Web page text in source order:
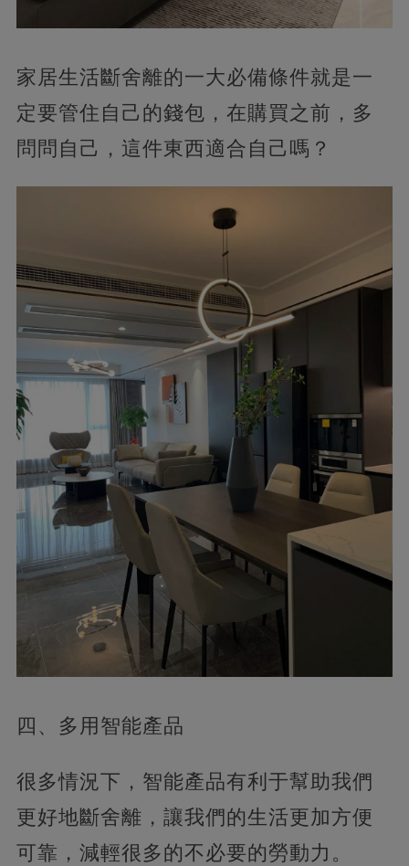
家居生活斷舍離的一大必備條件就是一
定要管住自己的錢包，在購買之前，多
問問自己，這件東西適合自己嗎？
四、多用智能產品
很多情況下，智能產品有利于幫助我們
更好地斷舍離，讓我們的生活更加方便
可靠，減輕很多的不必要的勞動力。